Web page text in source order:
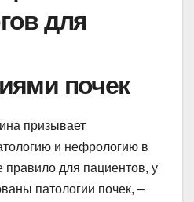
для
почек
призывает
и нефрологию в
правило для пациентов, у
патологии почек, –